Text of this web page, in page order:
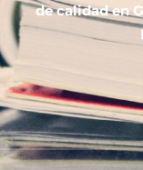
de calidad en